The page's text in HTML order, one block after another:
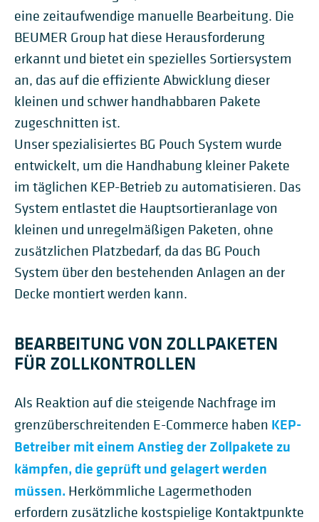
eine zeitaufwendige manuelle Bearbeitung. Die
BEUMER Group hat diese Herausforderung
erkannt und bietet ein spezielles Sortiersystem
an, das auf die effiziente Abwicklung dieser
kleinen und schwer handhabbaren Pakete
zugeschnitten ist.
Unser spezialisiertes BG Pouch System wurde
entwickelt, um die Handhabung kleiner Pakete
im täglichen KEP-Betrieb zu automatisieren. Das
System entlastet die Hauptsortieranlage von
kleinen und unregelmäßigen Paketen, ohne
zusätzlichen Platzbedarf, da das BG Pouch
System über den bestehenden Anlagen an der
Decke montiert werden kann.
BEARBEITUNG VON ZOLLPAKETEN
FÜR ZOLLKONTROLLEN
Als Reaktion auf die steigende Nachfrage im
grenzüberschreitenden E-Commerce haben KEP-
Betreiber mit einem Anstieg der Zollpakete zu
kämpfen, die geprüft und gelagert werden
müssen. Herkömmliche Lagermethoden
erfordern zusätzliche kostspielige Kontaktpunkte